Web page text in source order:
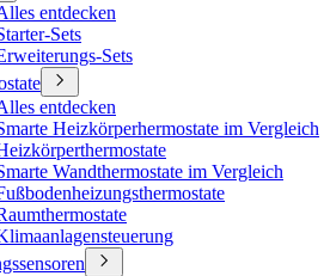
entdecken
Sets
Sets
entdecken
Heizkörperhermostate im Vergleich
Wandthermostate im Vergleich